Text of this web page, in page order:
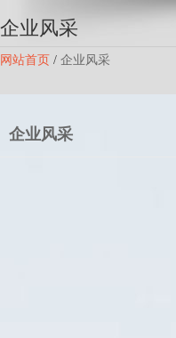
企业风采
网站首页 / 企业风采
企业风采